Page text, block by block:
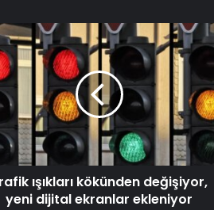
ışıkları kökünden değişiyor,
yeni dijital ekranlar ekleniyor